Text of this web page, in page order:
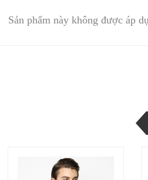
Sản phẩm này không được áp